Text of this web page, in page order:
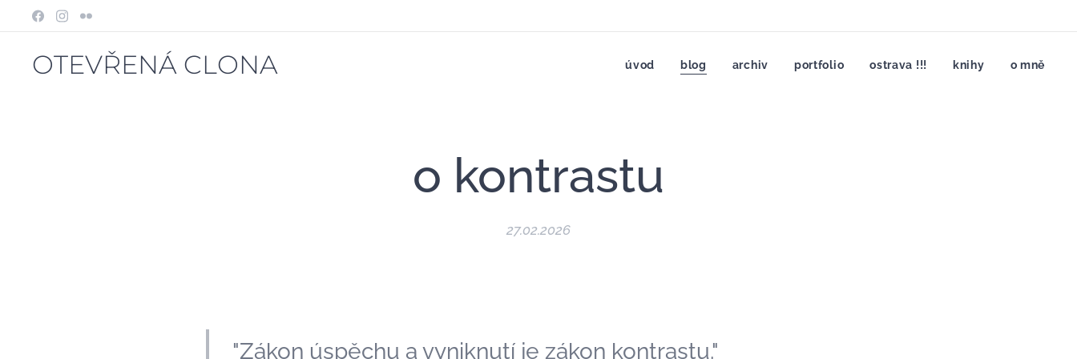
OTEVŘENÁ CLONA úvod blog archiv portfolio ostrava !!! knihy o mně
o kontrastu
27.02.2026
"Zákon úspěchu a vyniknutí je zákon kontrastu."